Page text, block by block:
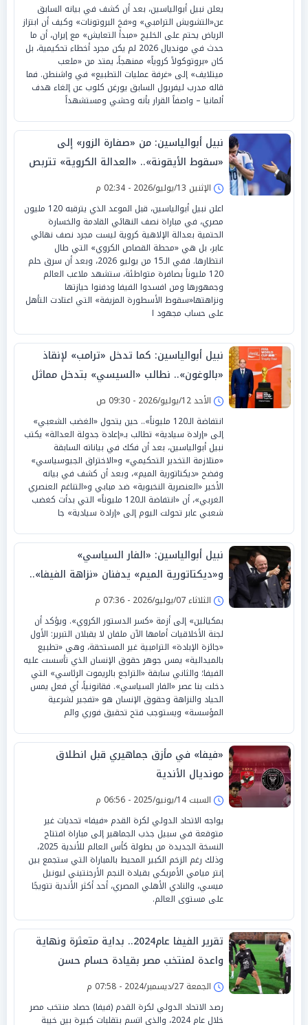
يعلن نبيل أبوالياسين، بعد أن كشف في بيانه السابق
عن«التشويش الترامبي» و«فخ البروتونات» وكيف أن ابتزاز
الرياض يحتم على الخليج «مبدأ التعايش» مع إيران، أن ما
حدث في مونديال 2026 لم يكن مجرد أخطاء تحكيمية، بل
كان «بروتوكولاً كروياً» ممنهجاً، يمتد من «ملعب
ميتلايف» إلى «غرفة عمليات التطبيع» في واشنطن. فما
قاله مدرب ليفربول السابق يورغن كلوب عن إلغاء هدف
ألمانيا – واصفاً القرار بأنه وحشي ومستشهداً
نبيل أبوالياسين: من «صفارة الزور» إلى
«سقوط الأيقونة».. «العدالة الكروية» تتربص
بـ«ميسي» في «أتلانتا»
الإثنين 13/يوليو/2026 - 02:34 م
اعلن نبيل أبوالياسين، قبل الموعد الذي يترقبه 120 مليون
مصري، في مباراة نصف النهائي القادمة والخسارة
الحتمية بعدالة الإلاهية كروية ليست مجرد نصف نهائي
عابر، بل هي «محطة القصاص الكروي» التي طال
انتظارها. ففي الـ15 من يوليو 2026، وبعد أن سرق حلم
120 مليوناً بصافرة متواطئة، ستشهد ملاعب العالم
وجمهورها ومن افسدوا الفيفا ودفنوا حيازتها
ونزاهتها«سقوط الأسطورة المزيفة» التي اعتادت التأهل
على حساب مجهود ا
نبيل أبوالياسين: كما تدخل «ترامب» لإنقاذ
«بالوغون».. نطالب «السيسي» بتدخل مماثل
لإعادة مباراة مصر
الأحد 12/يوليو/2026 - 09:30 ص
انتفاضة الـ120 مليوناً».. حين يتحول «الغضب الشعبي»
إلى «إرادة سيادية» تطالب بـ«إعادة جدولة العدالة» يكتب
نبيل أبوالياسين، بعد أن فكك في بياناته السابقة
«متلازمة التخدير التحكيمي» و«الاختراق الجيوسياسي»
وفضح «ديكتاتورية الميم»، وبعد أن كشف في بيانه
الأخير «العنصرية النخبوية» ضد مبابي و«التناغم العنصري
الغربي»، أن «انتفاضة الـ120 مليوناً» التي بدأت كغضب
شعبي عابر تحولت اليوم إلى «إرادة سيادية» جا
نبيل أبوالياسين: «الفار السياسي»
و«ديكتاتورية الميم» يدفنان «نزاهة الفيفا»..
وإقالة «إنفانتينو» باتت حتمية
الثلاثاء 07/يوليو/2026 - 07:36 م
بمكيالين» إلى أزمة «كسر الدستور الكروي». ويؤكد أن
لجنة الأخلاقيات أمامها الآن ملفان لا يقبلان التبرير: الأول
«جائزة الإبادة» الترامبية غير المستحقة، وهي «تطبيع
بالميدالية» يمس جوهر حقوق الإنسان الذي تأسست عليه
الفيفا؛ والثاني سابقة «التراجع بالريموت الرئاسي» التي
دخلت بنا عصر «الفار السياسي». فقانونياً، أي فعل يمس
الحياد والنزاهة وحقوق الإنسان هو «تفجير لشرعية
المؤسسة» ويستوجب فتح تحقيق فوري والم
«فيفا» في مأزق جماهيري قبل انطلاق
مونديال الأندية
السبت 14/يونيو/2025 - 06:56 م
يواجه الاتحاد الدولي لكرة القدم «فيفا» تحديات غير
متوقعة في سبيل جذب الجماهير إلى مباراة افتتاح
النسخة الجديدة من بطولة كأس العالم للأندية 2025،
وذلك رغم الزخم الكبير المحيط بالمباراة التي ستجمع بين
إنتر ميامي الأمريكي بقيادة النجم الأرجنتيني ليونيل
ميسي، والنادي الأهلي المصري، أحد أكثر الأندية تتويجًا
على مستوى العالم.
تقرير الفيفا عام2024.. بداية متعثرة ونهاية
واعدة لمنتخب مصر بقيادة حسام حسن
الجمعة 27/ديسمبر/2024 - 07:58 م
رصد الاتحاد الدولي لكرة القدم (فيفا) حصاد منتخب مصر
خلال عام 2024، والذي اتسم بتقلبات كبيرة بين خيبة